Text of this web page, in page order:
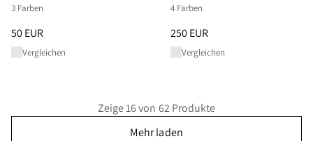
3 Farben
Preis:50 EUR, reduziert von 50 EUR
50 EUR
Vergleichen
4 Farben
Preis:250 EUR, reduziert von
250 EUR
Vergleichen
Zeige 16 von 62 Produkte
Mehr laden